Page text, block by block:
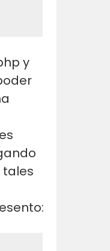
y
tales